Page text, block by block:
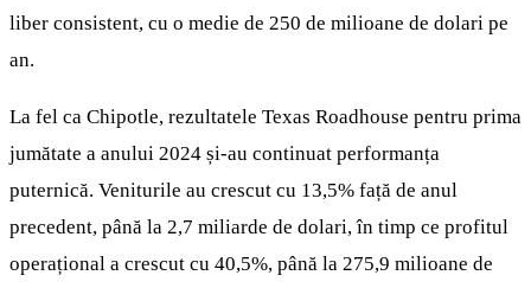
liber consistent, cu o medie de 250 de milioane de dolari pe
an.
La fel ca Chipotle, rezultatele Texas Roadhouse pentru prima
jumătate a anului 2024 și-au continuat performanța
puternică. Veniturile au crescut cu 13,5% față de anul
precedent, până la 2,7 miliarde de dolari, în timp ce profitul
operațional a crescut cu 40,5%, până la 275,9 milioane de